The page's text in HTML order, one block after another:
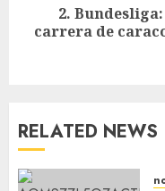
2.
carrera de
RELATED NEWS